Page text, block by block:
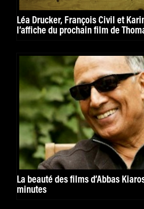
Léa Drucker, François Civil et
l’affiche du prochain film de
La beauté des films d’Abbas
minutes